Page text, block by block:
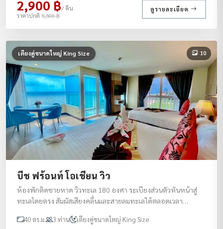
2,900 ฿/ คืน
ราคาปกติ5,500 ฿
ดูรายละเอียด
เตียงคู่ขนาดใหญ่ King Size 10
บีช ฟร้อนท์ โอเชียน วิว
ห้องพักติดชายหาด วิวทะเล 180 องศา ระเบียงส่วนตัวหันหน้าสู่
ทะเลโดยตรง สัมผัสเสียงคลื่นและสายลมทะเลได้ตลอดเวลา
40 ตร.ม. 3 ท่าน เตียงคู่ขนาดใหญ่ King Size